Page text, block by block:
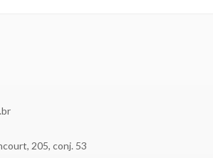
205, conj. 53